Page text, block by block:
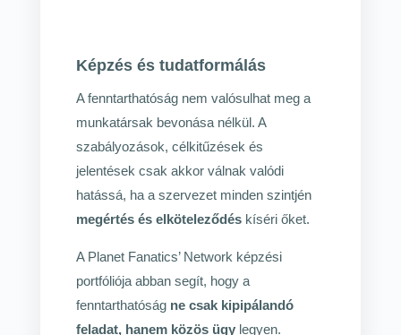
Képzés és tudatformálás
A fenntarthatóság nem valósulhat meg a
munkatársak bevonása nélkül. A
szabályozások, célkitűzések és
jelentések csak akkor válnak valódi
hatássá, ha a szervezet minden szintjén
megértés és elköteleződéskíséri őket.
A Planet Fanatics’ Network képzési
portfóliója abban segít, hogy a
fenntarthatóság ne csak kipipálandó
feladat, hanem közös ügylegyen.